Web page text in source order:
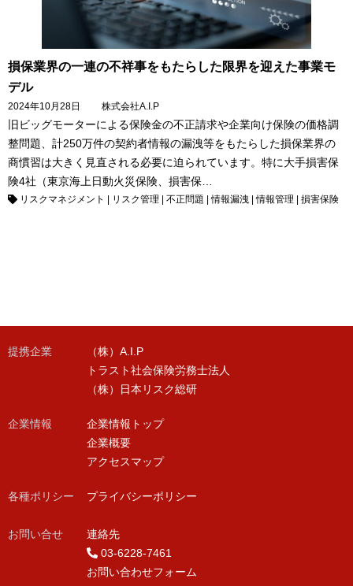
損保業界の一連の不祥事をもたらした限界を迎えた事業モ
デル
2024年10月28日 株式会社A.I.P
旧ビッグモーターによる保険金の不正請求や企業向け保険の価格調
整問題、計250万件の契約者情報の漏洩等をもたらした損保業界の
商慣習は大きく見直される必要に迫られています。特に大手損害保
険4社（東京海上日動火災保険、損害保…
リスクマネジメント リスク管理 不正問題 |情報漏洩 |情報管理 損害保険
提携企業
（株）A.I.P
トラスト社会保険労務士法人
（株）日本リスク総研
企業情報
企業情報トップ
企業概要
アクセスマップ
各種ポリシー
お問い合せ
プライバシーポリシー
連絡先
03-6228-7461
お問い合わせフォーム